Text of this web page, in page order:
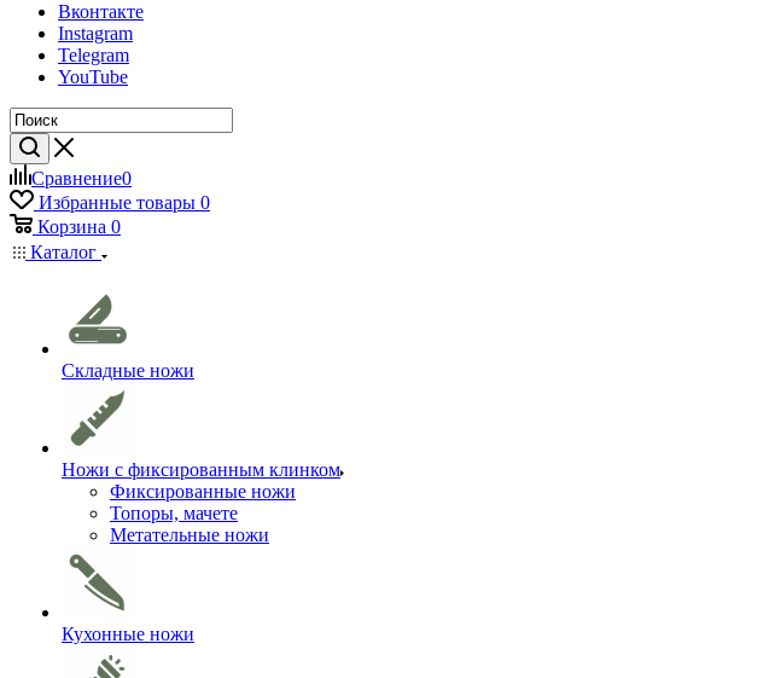
Вконтакте
Instagram
Telegram
YouTube
Сравнение0
Избранные товары 0
Корзина 0
Каталог
Складные ножи
Ножи с фиксированным клинком
Фиксированные ножи
Топоры, мачете
Метательные ножи
Кухонные ножи